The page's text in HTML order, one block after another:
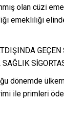
olan cüzi
emekliliği
SAĞLIK
dönemde
ile primleri